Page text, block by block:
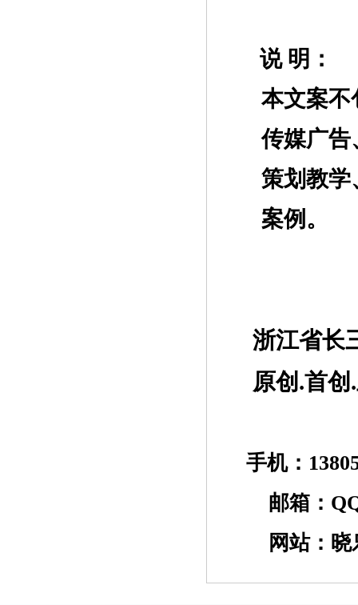
说 明：
本文案不
传媒广告
策划教学
案例。
浙江省长
原创 .首创
手机：
邮箱：
网站：